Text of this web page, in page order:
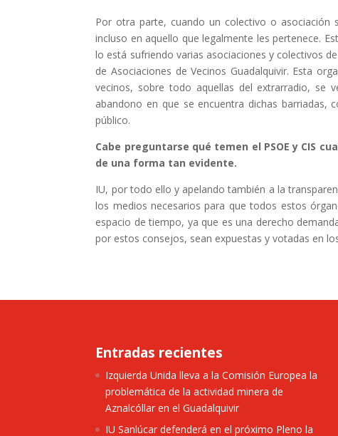
Por otra parte, cuando un colectivo o
incluso en aquello que legalmente les pertenece.
lo está sufriendo varias asociaciones y colectivos
de Asociaciones de Vecinos Guadalquivir. Esta
vecinos, sobre todo aquellas del extrarradio, se
abandono en que se encuentra dichas
público.
Cabe preguntarse qué temen el PSOE y CIS
de una forma tan evidente.
IU, por todo ello y apelando también a la
los medios necesarios para que todos estos
espacio de tiempo, ya que es una derecho
por estos consejos, sean expuestas y votadas en
Entradas recientes
Izquierda Unida lleva a la Comisión Europea la
problemática de la actividad minera de
Aznalcóllar en el Guadalquivir
IU Sanlúcar defenderá en el próximo Pleno la